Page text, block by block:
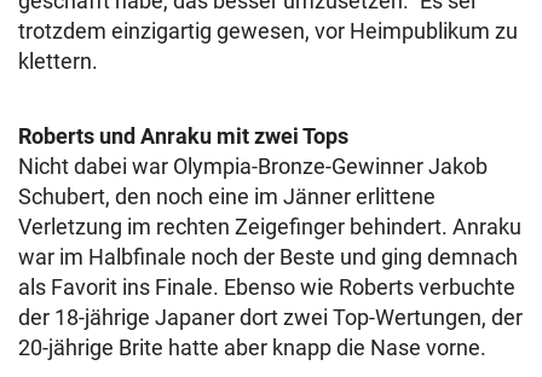
trotzdem einzigartig gewesen, vor Heimpublikum zu
klettern.
Roberts und Anraku mit zwei Tops
Nicht dabei war Olympia-Bronze-Gewinner Jakob
Schubert, den noch eine im Jänner erlittene
Verletzung im rechten Zeigefinger behindert. Anraku
war im Halbfinale noch der Beste und ging demnach
als Favorit ins Finale. Ebenso wie Roberts verbuchte
der 18-jährige Japaner dort zwei Top-Wertungen, der
20-jährige Brite hatte aber knapp die Nase vorne.